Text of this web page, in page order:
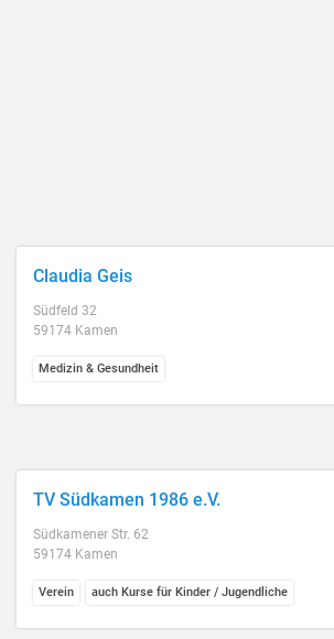
Claudia Geis
Südfeld 32
59174 Kamen
Medizin & Gesundheit
TV Südkamen 1986 e.V.
Südkamener Str. 62
59174 Kamen
Verein auch Kurse für Kinder / Jugendliche